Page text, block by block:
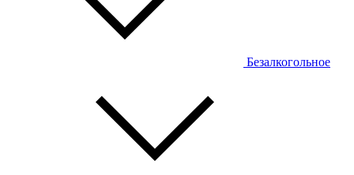
Безалкогольное